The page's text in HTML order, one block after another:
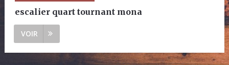
escalier quart tournant mona
VOIR